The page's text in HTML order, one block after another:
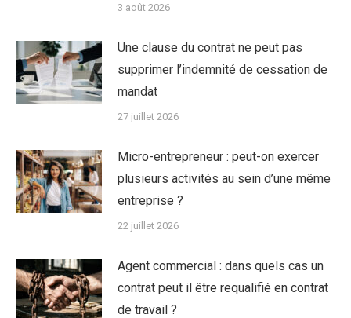
3 août 2026
Une clause du contrat ne peut pas
supprimer l’indemnité de cessation de
mandat
27 juillet 2026
Micro-entrepreneur : peut-on exercer
plusieurs activités au sein d’une même
entreprise ?
22 juillet 2026
Agent commercial : dans quels cas un
contrat peut il être requalifié en contrat
de travail ?